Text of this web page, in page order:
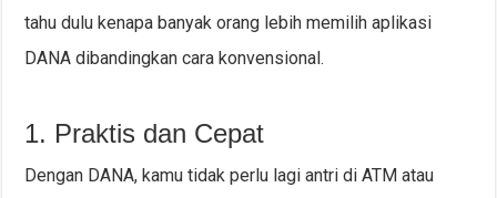
tahu dulu kenapa banyak orang lebih memilih aplikasi
DANA dibandingkan cara konvensional.
1. Praktis dan Cepat
Dengan DANA, kamu tidak perlu lagi antri di ATM atau